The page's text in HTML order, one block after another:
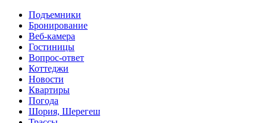
Перейти к основному содержанию
Подъемники
Бронирование
Веб-камера
Гостиницы
Вопрос-ответ
Коттеджи
Новости
Квартиры
Погода
Шория, Шерегеш